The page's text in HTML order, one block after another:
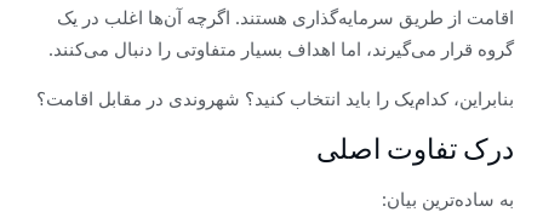
اقامت از طریق سرمایه‌گذاری هستند. اگرچه آن‌ها اغلب در یک
گروه قرار می‌گیرند، اما اهداف بسیار متفاوتی را دنبال می‌کنند.
بنابراین، کدام‌یک را باید انتخاب کنید؟ شهروندی در مقابل اقامت؟
درک تفاوت اصلی
به ساده‌ترین بیان: